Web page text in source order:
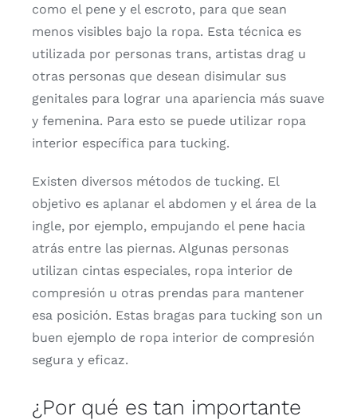
como el pene y el escroto, para que sean
menos visibles bajo la ropa. Esta técnica es
utilizada por personas trans, artistas drag u
otras personas que desean disimular sus
genitales para lograr una apariencia más suave
y femenina. Para esto se puede utilizar ropa
interior específica para tucking.
Existen diversos métodos de tucking. El
objetivo es aplanar el abdomen y el área de la
ingle, por ejemplo, empujando el pene hacia
atrás entre las piernas. Algunas personas
utilizan cintas especiales, ropa interior de
compresión u otras prendas para mantener
esa posición. Estas bragas para tucking son un
buen ejemplo de ropa interior de compresión
segura y eficaz.
¿ Por qué es tan importante